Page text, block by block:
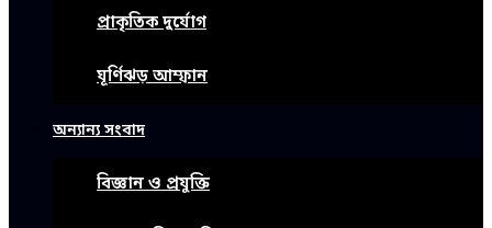
প্রাকৃতিক দুর্যোগ
ঘূর্ণিঝড় আম্ফান
অন্যান্য সংবাদ
বিজ্ঞান ও প্রযুক্তি